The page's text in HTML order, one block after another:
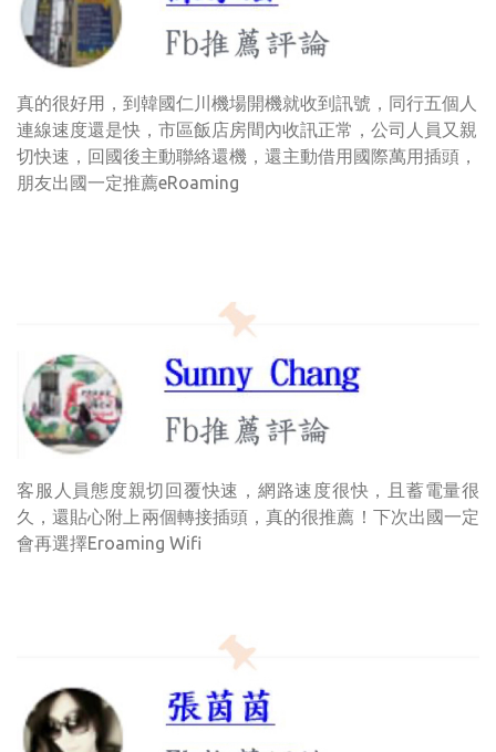
真的很好用，到韓國仁川機場開機就收到訊號，同行五個人
連線速度還是快，市區飯店房間內收訊正常，公司人員又親
切快速，回國後主動聯絡還機，還主動借用國際萬用插頭，
朋友出國一定推薦eRoaming
客服人員態度親切回覆快速，網路速度很快，且蓄電量很
久，還貼心附上兩個轉接插頭，真的很推薦！下次出國一定
會再選擇Eroaming Wifi